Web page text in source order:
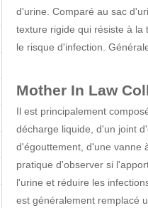
d'urine. Comparé au sac
texture rigide qui résiste à la
le risque d'infection.
Mother In Law
Il est principalement
décharge liquide, d'un joint
d'égouttement, d'une vanne
pratique d'observer si
l'urine et réduire les
est généralement remplacé